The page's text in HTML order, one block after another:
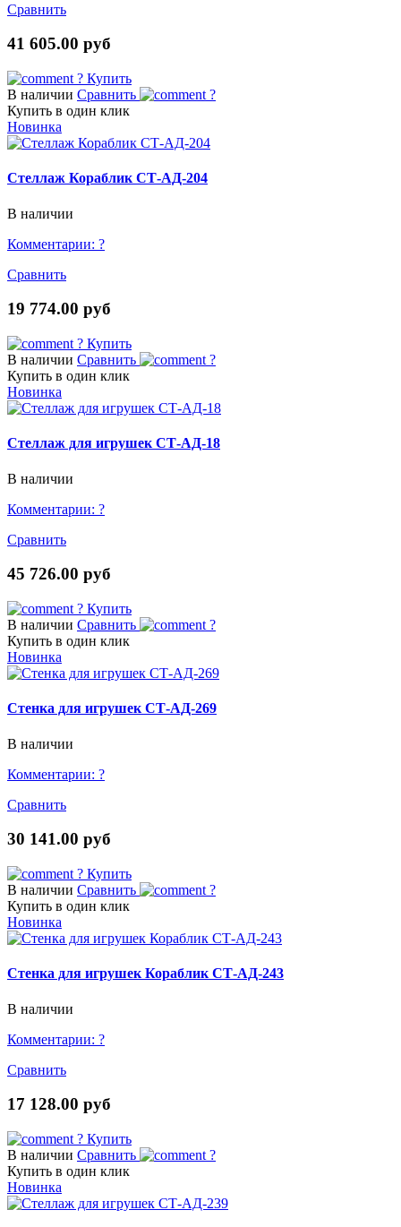
Сравнить
41 605.00 руб
? Купить
В наличии Сравнить
?
Купить в один клик
Новинка
Стеллаж Кораблик СТ-АД-204
В наличии
Комментарии: ?
Сравнить
19 774.00 руб
? Купить
В наличии Сравнить
?
Купить в один клик
Новинка
Стеллаж для игрушек СТ-АД-18
В наличии
Комментарии: ?
Сравнить
45 726.00 руб
? Купить
В наличии Сравнить
?
Купить в один клик
Новинка
Стенка для игрушек СТ-АД-269
В наличии
Комментарии: ?
Сравнить
30 141.00 руб
? Купить
В наличии Сравнить
?
Купить в один клик
Новинка
Стенка для игрушек Кораблик СТ-АД-243
В наличии
Комментарии: ?
Сравнить
17 128.00 руб
? Купить
В наличии Сравнить
?
Купить в один клик
Новинка